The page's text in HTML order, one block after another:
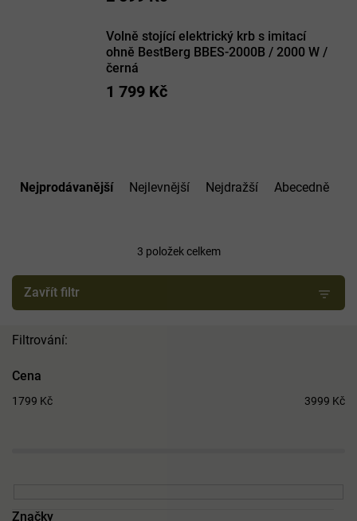
Volně stojící elektrický krb s imitací
ohně BestBerg BBES-2000B / 2000 W /
černá
1 799 Kč
p
o
u
t
ů
Nejprodávanější Nejlevnější Nejdražší Abecedně
3 položek celkem
Zavřít filtr
Cena
1799 Kč 3999 Kč
Značky